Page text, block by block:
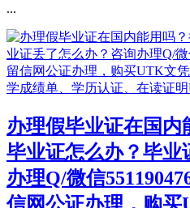
...
办理假毕业证在国内
毕业证怎么办？毕业
办理Q/微信
信网公证办理，购